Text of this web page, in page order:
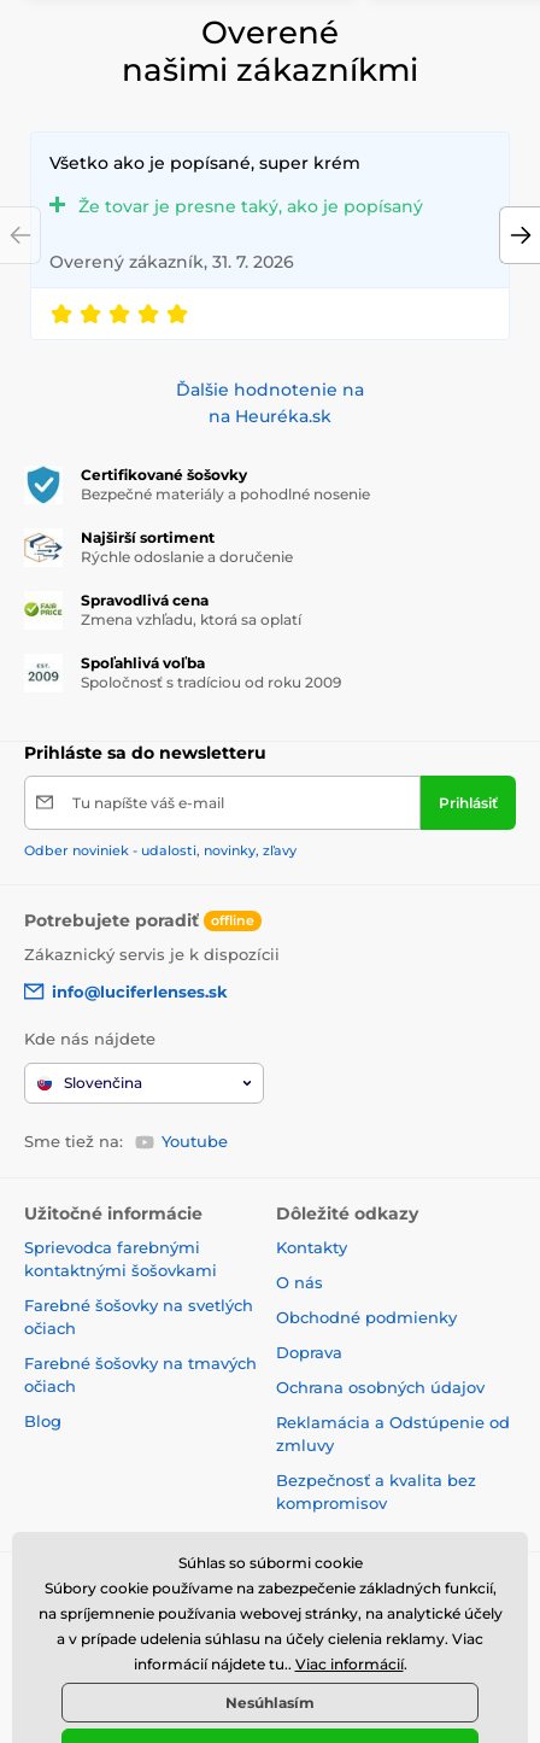
Overené
našimi zákazníkmi
Všetko ako je popísané, super krém
Že tovar je presne taký, ako je popísaný
Overený zákazník, 31. 7. 2026
Ďalšie hodnotenie na
na Heuréka.sk
Certifikované šošovky
Bezpečné materiály a pohodlné nosenie
Najširší sortiment
Rýchle odoslanie a doručenie
Spravodlivá cena
Zmena vzhľadu, ktorá sa oplatí
Spoľahlivá voľba
Spoločnosť s tradíciou od roku 2009
Prihláste sa do newsletteru
Tu napíšte váš e-mail Prihlásiť
Odber noviniek - udalosti, novinky, zľavy
Potrebujete poradiť offline
Zákaznický servis je k dispozícii
info@luciferlenses.sk
Kde nás nájdete
Slovenčina
Sme tiež na: Youtube
Užitočné informácie
Sprievodca farebnými
kontaktnými šošovkami
Farebné šošovky na svetlých
očiach
Farebné šošovky na tmavých
očiach
Blog
Dôležité odkazy
Kontakty
O nás
Obchodné podmienky
Doprava
Ochrana osobných údajov
Reklamácia a Odstúpenie od
zmluvy
Bezpečnosť a kvalita bez
kompromisov
Súhlas so súbormi cookie
Súbory cookie používame na zabezpečenie základných funkcií,
na spríjemnenie používania webovej stránky, na analytické účely
a v prípade udelenia súhlasu na účely cielenia reklamy. Viac
informácií nájdete tu.. Viac informácií.
Nesúhlasím